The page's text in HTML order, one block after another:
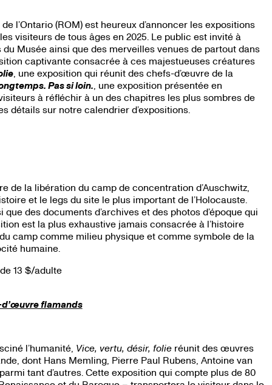
l’Ontario (ROM) est heureux d’annoncer les expositions
visiteurs de tous âges en 2025. Le public est invité à
Musée ainsi que des merveilles venues de partout dans
captivante consacrée à ces majestueuses créatures
, une exposition qui réunit des chefs-d’œuvre de la
Pas si loin. , une exposition présentée en
à réfléchir à un des chapitres les plus sombres de
détails sur notre calendrier d’expositions.
de la libération du camp de concentration d’Auschwitz,
et le legs du site le plus important de l’Holocauste.
des documents d’archives et des photos d’époque qui
est la plus exhaustive jamais consacrée à l’histoire
camp comme milieu physique et comme symbole de la
humaine.
13 $/adulte
d’œuvre flamands
l’humanité, Vice, vertu, désir, folieréunit des œuvres
dont Hans Memling, Pierre Paul Rubens, Antoine van
tant d’autres. Cette exposition qui compte plus de 80